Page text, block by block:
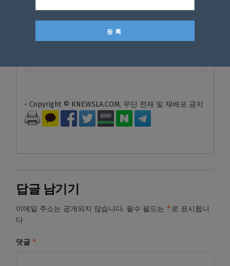
- Copyright © KNEWSLA.COM, 무단 전재 및 재배포 금지
답글 남기기
이메일 주소는 공개되지 않습니다. 필수 필드는 *로 표시됩니
다
댓글 *